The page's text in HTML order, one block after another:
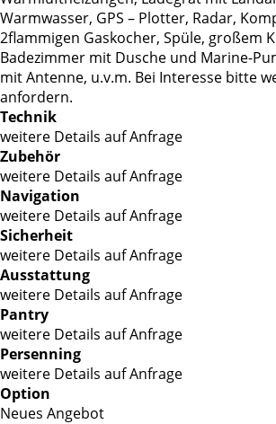
Warmwasser, GPS – Plotter, Radar,
2flammigen Gaskocher, Spüle, großem
Badezimmer mit Dusche und Marine-
mit Antenne, u.v.m. Bei Interesse bitte
anfordern.
Technik
weitere Details auf Anfrage
Zubehör
weitere Details auf Anfrage
Navigation
weitere Details auf Anfrage
Sicherheit
weitere Details auf Anfrage
Ausstattung
weitere Details auf Anfrage
Pantry
weitere Details auf Anfrage
Persenning
weitere Details auf Anfrage
Option
Neues Angebot